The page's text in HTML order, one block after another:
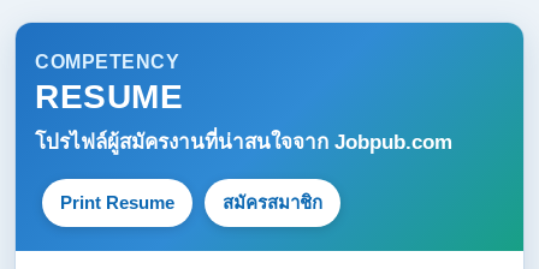
COMPETENCY
RESUME
โปรไฟล์ผู้สมัครงานที่น่าสนใจจาก Jobpub.com
Print Resume สมัครสมาชิก